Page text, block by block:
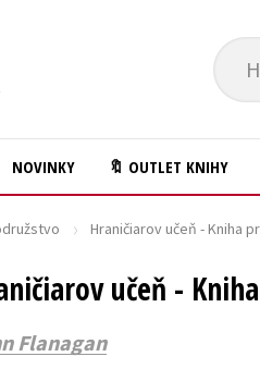
Cestovanie
Darčekové publikácie
Doplnkový sortiment
NOVINKY 🔖 OUTLET KNIHY
Hraničiarov učeň - Kniha
učeň -
Flanagan